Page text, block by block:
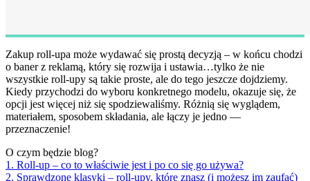
Zakup roll-upa może wydawać się prostą decyzją – w końcu chodzi
o baner z reklamą, który się rozwija i ustawia…tylko że nie
wszystkie roll-upy są takie proste, ale do tego jeszcze dojdziemy.
Kiedy przychodzi do wyboru konkretnego modelu, okazuje się, że
opcji jest więcej niż się spodziewaliśmy. Różnią się wyglądem,
materiałem, sposobem składania, ale łączy je jedno —
przeznaczenie!
O czym będzie blog?
1. Roll-up – co to właściwie jest i po co się go używa?
2. Sprawdzone klasyki – roll-upy, które znasz (i możesz im zaufać)